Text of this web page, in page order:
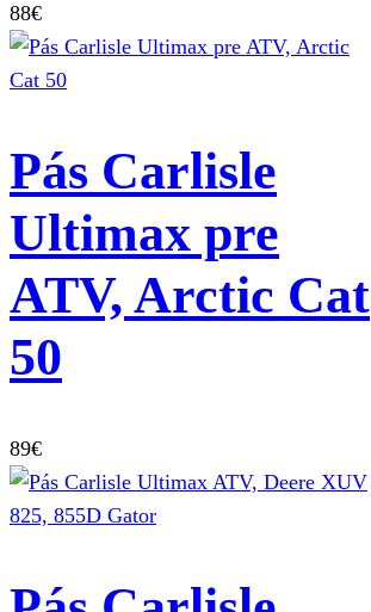
88€
Pás Carlisle
Ultimax pre
ATV, Arctic Cat
50
89€